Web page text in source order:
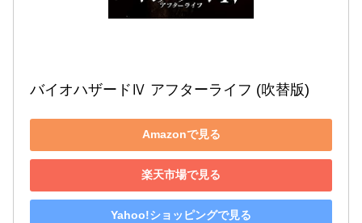
バイオハザードⅣ アフターライフ (吹替版)
Amazonで見る
楽天市場で見る
Yahoo!ショッピングで見る